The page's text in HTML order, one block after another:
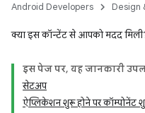
Android Developers Design
क्या इस कॉन्टेंट से आपको मदद
इस पेज पर, यह जानकारी
सेटअप
ऐप्लिकेशन शुरू होने पर कॉम्पोनेंट